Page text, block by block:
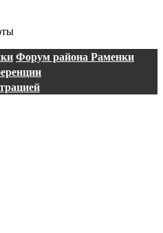
Форум района Раменки